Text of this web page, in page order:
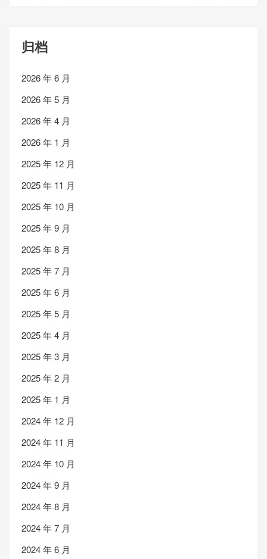
归档
2026 年 6 月
2026 年 5 月
2026 年 4 月
2026 年 1 月
2025 年 12 月
2025 年 11 月
2025 年 10 月
2025 年 9 月
2025 年 8 月
2025 年 7 月
2025 年 6 月
2025 年 5 月
2025 年 4 月
2025 年 3 月
2025 年 2 月
2025 年 1 月
2024 年 12 月
2024 年 11 月
2024 年 10 月
2024 年 9 月
2024 年 8 月
2024 年 7 月
2024 年 6 月